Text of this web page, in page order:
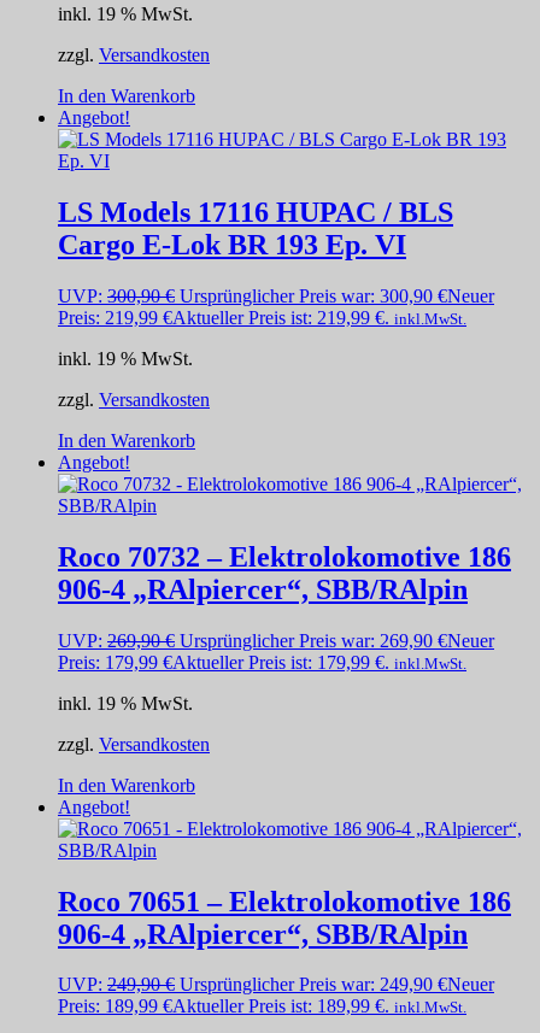
inkl. 19 % MwSt.
zzgl. Versandkosten
In den Warenkorb
Angebot!
LS Models 17116 HUPAC / BLS
Cargo E-Lok BR 193 Ep. VI
UVP: 300,90€ Ursprünglicher Preis war: 300,90 €Neuer
Preis: 219,99 €Aktueller Preis ist: 219,99 €. inkl.MwSt.
inkl. 19 % MwSt.
zzgl. Versandkosten
In den Warenkorb
Angebot!
Roco 70732 – Elektrolokomotive 186
906-4 „RAlpiercer“, SBB/RAlpin
UVP: 269,90€ Ursprünglicher Preis war: 269,90 €Neuer
Preis: 179,99 €Aktueller Preis ist: 179,99 €. inkl.MwSt.
inkl. 19 % MwSt.
zzgl. Versandkosten
In den Warenkorb
Angebot!
Roco 70651 – Elektrolokomotive 186
906-4 „RAlpiercer“, SBB/RAlpin
UVP: 249,90€ Ursprünglicher Preis war: 249,90 €Neuer
Preis: 189,99 €Aktueller Preis ist: 189,99 €. inkl.MwSt.